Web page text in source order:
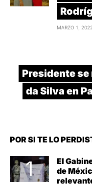
MARZO 1, 2022
Presidente se
da Silva en
POR SI TE LO
El
de